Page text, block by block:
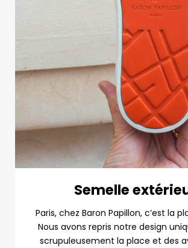
Semelle
Paris, chez Baron Papillon, c’est la
Nous avons repris notre design
scrupuleusement la place et des